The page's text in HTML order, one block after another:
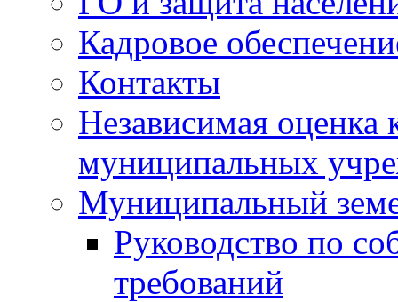
Кадровое
Контакты
Независимая оценка
муниципальных
Муниципальный
Руководство по
требований